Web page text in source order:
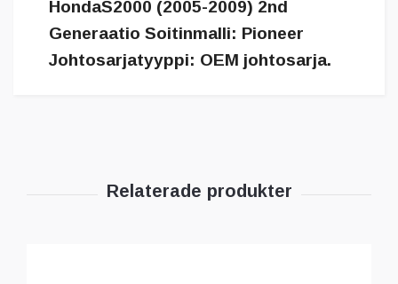
HondaS2000 (2005-2009) 2nd
Generaatio Soitinmalli: Pioneer
Johtosarjatyyppi: OEM johtosarja.